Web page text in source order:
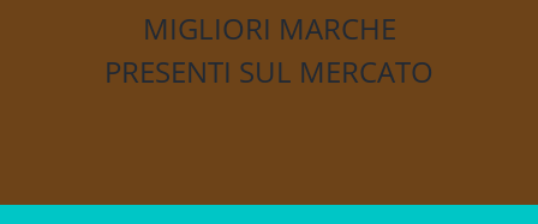
MIGLIORI MARCHE
PRESENTI SUL MERCATO